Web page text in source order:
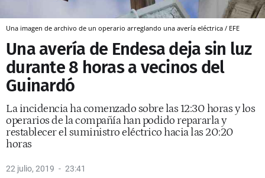
Una imagen de archivo de un operario arreglando una avería eléctrica / EFE
Una avería de Endesa deja sin luz
durante 8 horas a vecinos del
Guinardó
La incidencia ha comenzado sobre las 12:30 horas y los
operarios de la compañía han podido repararla y
restablecer el suministro eléctrico hacia las 20:20
horas
22 julio, 2019 23:41